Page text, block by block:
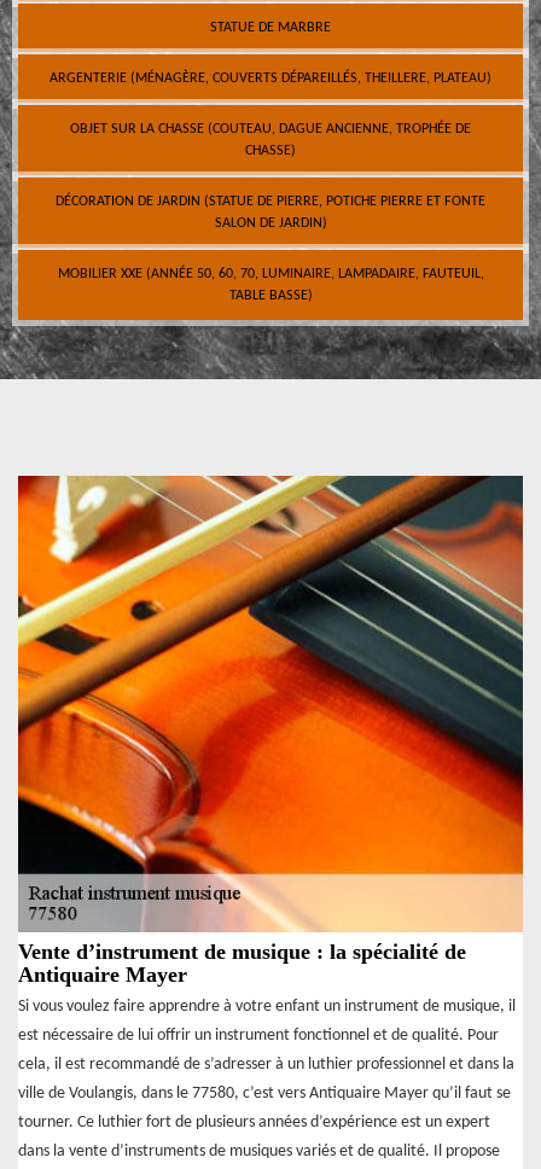
STATUE DE MARBRE
ARGENTERIE (MÉNAGÈRE, COUVERTS DÉPAREILLÉS, THEILLERE, PLATEAU)
OBJET SUR LA CHASSE (COUTEAU, DAGUE ANCIENNE, TROPHÉE DE
CHASSE)
DÉCORATION DE JARDIN (STATUE DE PIERRE, POTICHE PIERRE ET FONTE
SALON DE JARDIN)
MOBILIER XXE (ANNÉE 50, 60, 70, LUMINAIRE, LAMPADAIRE, FAUTEUIL,
TABLE BASSE)
Vente d’instrument de musique : la spécialité de
Antiquaire Mayer
Si vous voulez faire apprendre à votre enfant un instrument de musique, il
est nécessaire de lui offrir un instrument fonctionnel et de qualité. Pour
cela, il est recommandé de s’adresser à un luthier professionnel et dans la
ville de Voulangis, dans le 77580, c’est vers Antiquaire Mayer qu’il faut se
tourner. Ce luthier fort de plusieurs années d’expérience est un expert
dans la vente d’instruments de musiques variés et de qualité. Il propose